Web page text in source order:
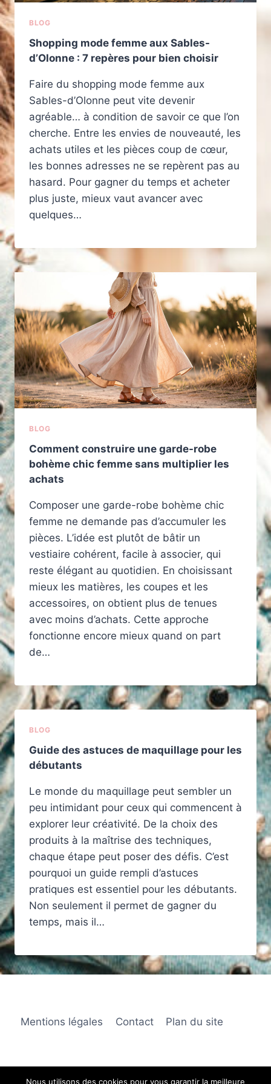
BLOG
Shopping mode femme aux Sables-
d’Olonne : 7 repères pour bien choisir
Faire du shopping mode femme aux
Sables-d’Olonne peut vite devenir
agréable… à condition de savoir ce que l’on
cherche. Entre les envies de nouveauté, les
achats utiles et les pièces coup de cœur,
les bonnes adresses ne se repèrent pas au
hasard. Pour gagner du temps et acheter
plus juste, mieux vaut avancer avec
quelques…
BLOG
Comment construire une garde-robe
bohème chic femme sans multiplier les
achats
Composer une garde-robe bohème chic
femme ne demande pas d’accumuler les
pièces. L’idée est plutôt de bâtir un
vestiaire cohérent, facile à associer, qui
reste élégant au quotidien. En choisissant
mieux les matières, les coupes et les
accessoires, on obtient plus de tenues
avec moins d’achats. Cette approche
fonctionne encore mieux quand on part
de…
BLOG
Guide des astuces de maquillage pour les
débutants
Le monde du maquillage peut sembler un
peu intimidant pour ceux qui commencent à
explorer leur créativité. De la choix des
produits à la maîtrise des techniques,
chaque étape peut poser des défis. C’est
pourquoi un guide rempli d’astuces
pratiques est essentiel pour les débutants.
Non seulement il permet de gagner du
temps, mais il…
Mentions légales Contact Plan du site
Nous utilisons des cookies pour vous garantir la meilleure